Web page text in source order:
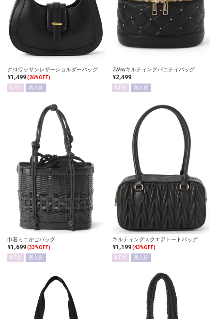
クロワッサンレザーショルダーバッグ
¥1,499(26%OFF)
NEW
再入荷
2Wayキルティングバニティバッグ
¥2,499
NEW 再入荷
巾着ミニかごバッグ
¥1,699(33%OFF)
NEW
再入荷
キルティングスクエアトートバッグ
¥1,199(43%OFF)
NEW
再入荷